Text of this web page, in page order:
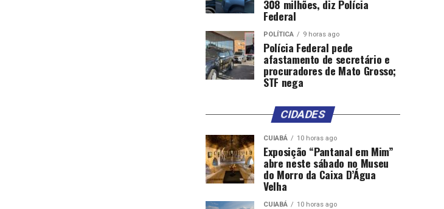
308 milhões, diz Polícia
Federal
POLÍTICA 9 horas ago
Polícia Federal pede
afastamento de secretário e
procuradores de Mato Grosso;
STF nega
CIDADES
CUIABÁ 10 horas ago
Exposição “Pantanal em Mim”
abre neste sábado no Museu
do Morro da Caixa D’Água
Velha
CUIABÁ 10 horas ago